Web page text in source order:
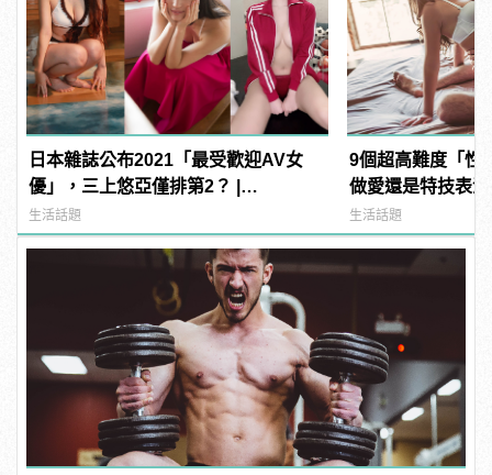
日本雜誌公布2021「最受歡迎AV女
優」，三上悠亞僅排第2？ |
manfashion這樣變型男
生活話題
9個超高難度「性
做愛還是特技表
樣變型男
生活話題